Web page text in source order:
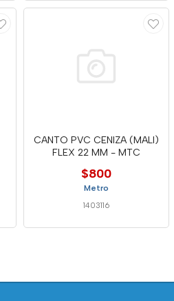
CANTO PVC CENIZA (MALI)
FLEX 22 MM - MTC
$800
Metro
1403116